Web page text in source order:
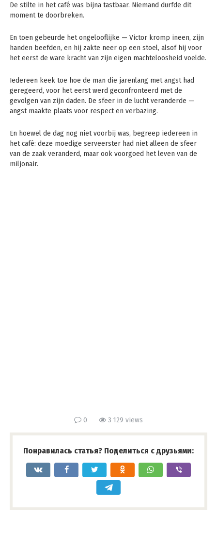
De stilte in het café was bijna tastbaar. Niemand durfde dit
moment te doorbreken.
En toen gebeurde het ongelooflijke — Victor kromp ineen, zijn
handen beefden, en hij zakte neer op een stoel, alsof hij voor
het eerst de ware kracht van zijn eigen machteloosheid voelde.
Iedereen keek toe hoe de man die jarenlang met angst had
geregeerd, voor het eerst werd geconfronteerd met de
gevolgen van zijn daden. De sfeer in de lucht veranderde —
angst maakte plaats voor respect en verbazing.
En hoewel de dag nog niet voorbij was, begreep iedereen in
het café: deze moedige serveerster had niet alleen de sfeer
van de zaak veranderd, maar ook voorgoed het leven van de
miljonair.
0 3 129 views
Понравилась статья? Поделиться с друзьями: